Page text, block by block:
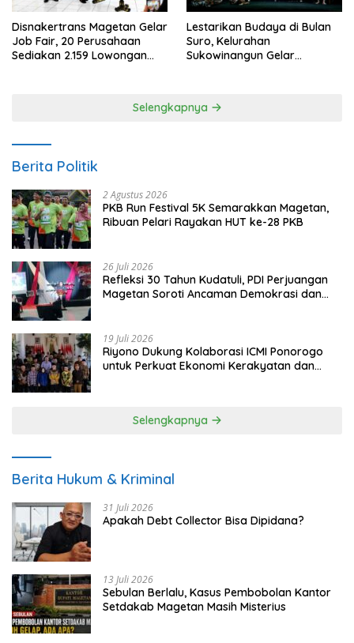
Disnakertrans Magetan Gelar
Job Fair, 20 Perusahaan
Sediakan 2.159 Lowongan
Lestarikan Budaya di Bulan
Suro, Kelurahan
Sukowinangun Gelar
Selengkapnya
Berita Politik
2 Agustus 2026
PKB Run Festival 5K Semarakkan Magetan,
Ribuan Pelari Rayakan HUT ke-28 PKB
26 Juli 2026
Refleksi 30 Tahun Kudatuli, PDI Perjuangan
Magetan Soroti Ancaman Demokrasi dan
19 Juli 2026
Riyono Dukung Kolaborasi ICMI Ponorogo
untuk Perkuat Ekonomi Kerakyatan dan
Selengkapnya
Berita Hukum & Kriminal
31 Juli 2026
Apakah Debt Collector Bisa Dipidana?
13 Juli 2026
Sebulan Berlalu, Kasus Pembobolan Kantor
Setdakab Magetan Masih Misterius